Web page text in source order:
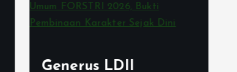
Generus LDII